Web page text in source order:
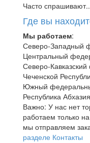
Часто
Где вы
Мы работаем:
Северо-Западный
Центральный
Северо-
Чеченской
Южный
Республика Абхазия
Важно: У нас нет
работаем только
мы отправляем
разделе Контакты